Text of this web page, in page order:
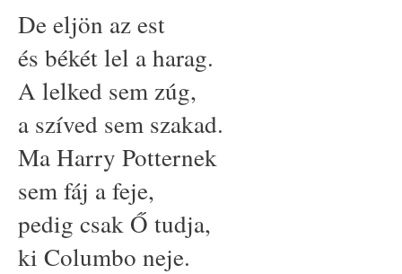
De eljön az est
és békét lel a harag.
A lelked sem zúg,
a szíved sem szakad.
Ma Harry Potternek
sem fáj a feje,
pedig csak Ő tudja,
ki Columbo neje.